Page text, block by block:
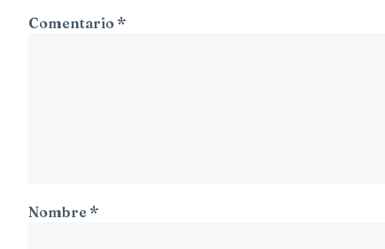
Comentario *
Nombre *